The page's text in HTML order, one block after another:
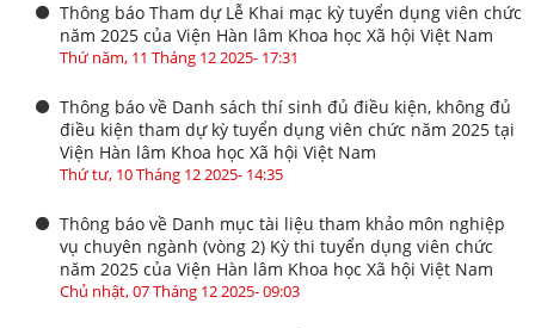
Thông báo Tham dự Lễ Khai mạc kỳ tuyển dụng viên chức
năm 2025 của Viện Hàn lâm Khoa học Xã hội Việt Nam
Thứ năm, 11 Tháng 12 2025- 17:31
Thông báo về Danh sách thí sinh đủ điều kiện, không đủ
điều kiện tham dự kỳ tuyển dụng viên chức năm 2025 tại
Viện Hàn lâm Khoa học Xã hội Việt Nam
Thứ tư, 10 Tháng 12 2025- 14:35
Thông báo về Danh mục tài liệu tham khảo môn nghiệp
vụ chuyên ngành (vòng 2) Kỳ thi tuyển dụng viên chức
năm 2025 của Viện Hàn lâm Khoa học Xã hội Việt Nam
Chủ nhật, 07 Tháng 12 2025- 09:03